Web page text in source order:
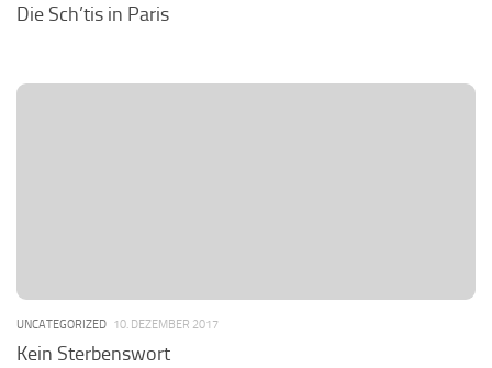
Die Sch’tis in Paris
UNCATEGORIZED 10. DEZEMBER 2017
Kein Sterbenswort